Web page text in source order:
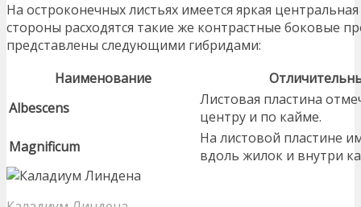
На остроконечных листьях имеется яркая
стороны расходятся такие же контрастные боковые
представлены следующими гибридами:
Наименование
Albescens
Листовая пластина
центру и по кайме.
Magnificum
На листовой пластине
вдоль жилок и внутри